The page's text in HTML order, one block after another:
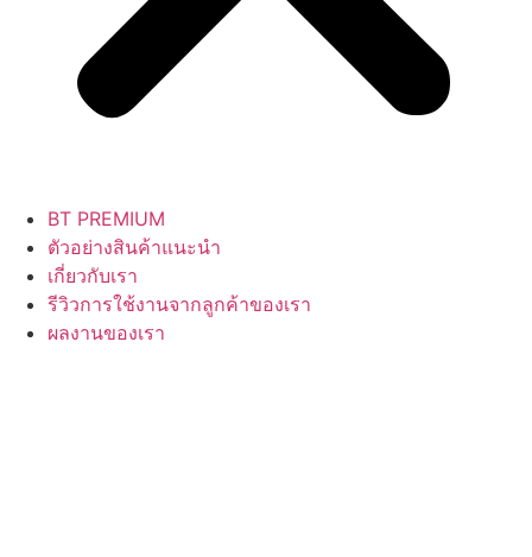
BT PREMIUM
ตัวอย่างสินค้าแนะนำ
เกี่ยวกับเรา
รีวิวการใช้งานจากลูกค้าของเรา
ผลงานของเรา